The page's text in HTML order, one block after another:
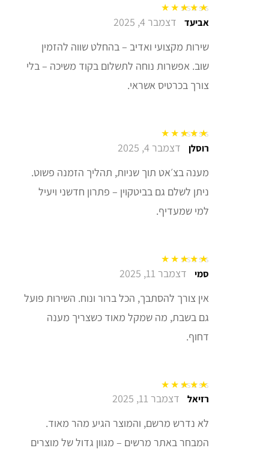
דורג5מתוך 5אביעד דצמבר 4, 2025
שירות מקצועי ואדיב – בהחלט שווה להזמין
שוב. אפשרות נוחה לתשלום בקוד משיכה – בלי
צורך בכרטיס אשראי.
דורג5מתוך 5רוסלן דצמבר 4, 2025
מענה בצ׳אט תוך שניות, תהליך הזמנה פשוט.
ניתן לשלם גם בביטקוין – פתרון חדשני ויעיל
למי שמעדיף.
דורג5מתוך 5 סמי דצמבר 11, 2025
אין צורך להסתבך, הכל ברור ונוח. השירות פועל
גם בשבת, מה שמקל מאוד כשצריך מענה
דחוף.
דורג5מתוך 5רזיאל דצמבר 11, 2025
לא נדרש מרשם, והמוצר הגיע מהר מאוד.
המבחר באתר מרשים – מגוון גדול של מוצרים